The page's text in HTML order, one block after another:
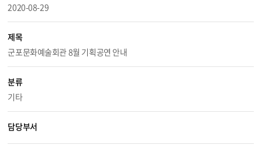
2020-08-29
제목
군포문화예술회관 8월 기획공연 안내
분류
기타
담당부서